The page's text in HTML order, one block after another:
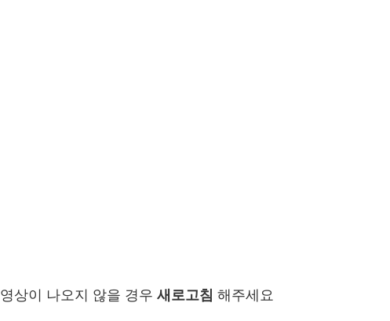
영상이 나오지 않을 경우 새로고침 해주세요